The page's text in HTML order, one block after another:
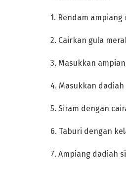
‎1. Rendam
‎2. Cairkan gula
‎3. Masukkan
‎4. Masukkan
‎5. Siram dengan
‎6. Taburi dengan
‎7. Ampiang dadiah